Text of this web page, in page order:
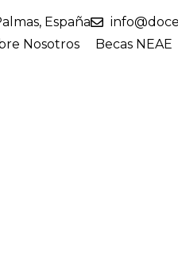
España
Nosotros Becas NEAE